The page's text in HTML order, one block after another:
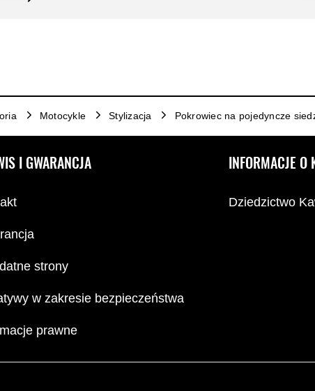
Motocykle Stylizacja Pokrowiec na pojedyncze
I GWARANCJA
strony
w zakresie bezpieczeństwa
prawne
INFORMACJE O
Dziedzictwo